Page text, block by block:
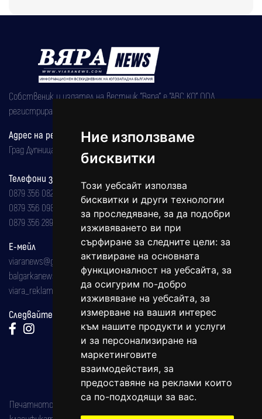
Ние използваме
бисквитки
Този уебсайт използва
бисквитки и други технологии
за проследяване, за да подобри
изживяването ви при
сърфиране за следните цели: за
активиране на основната
функционалност на уебсайта, за
да осигурим по-добро
изживяване на уебсайта, за
измерване на вашия интерес
към нашите продукти и услуги
и за персонализиране на
маркетинговите
взаимодействия, за
предоставяне на реклами които
са по-подходящи за вас.
Собственик и издател на вестник "Вяра" е "АВС КО" ООД,
регистрирана на 08.05.2002 година.
Адрес на редакцията
Град Дупница, ул.''Христо Ботев" 43
Телефони за реклама и абонаменти
0879 356 082
0879 356 098
0879 356 289
Е-мейл
viaranews@gmail.com
balgarkanews@gmail.com
viara_reklama@mail.bg
Следвайте ни:
Печатното издание на вестника е регистрирано в националния